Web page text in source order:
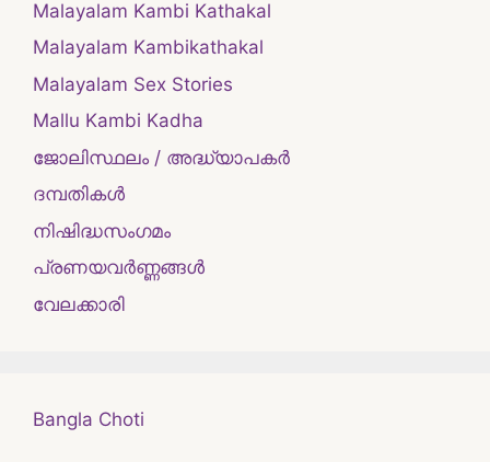
Malayalam Kambi Kathakal
Malayalam Kambikathakal
Malayalam Sex Stories
Mallu Kambi Kadha
ജോലിസ്ഥലം / അദ്ധ്യാപകർ
ദമ്പതികള്‍
നിഷിദ്ധസംഗമം
പ്രണയവർണ്ണങ്ങൾ
വേലക്കാരി
Bangla Choti